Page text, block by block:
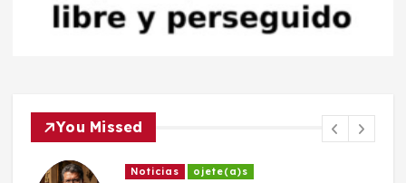
You Missed
Noticias ojete(a)s